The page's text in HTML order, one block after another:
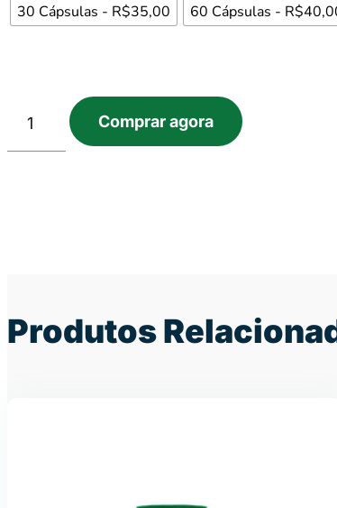
30 Cápsulas - R$35,00 60 Cápsulas -
Comprar agora
Produtos